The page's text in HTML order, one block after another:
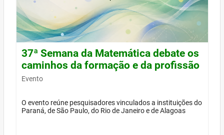
37ª Semana da Matemática debate os
caminhos da formação e da profissão
Evento
O evento reúne pesquisadores vinculados a instituições do
Paraná, de São Paulo, do Rio de Janeiro e de Alagoas